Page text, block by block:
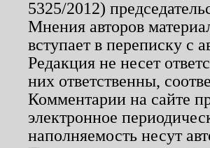
5325/2012)
Мнения авторов
вступает в переписку с
Редакция не несет
них ответственны,
Комментарии на сайте
электронное
наполняемость несут